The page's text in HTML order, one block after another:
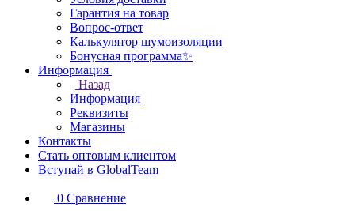
Гарантия на товар
Вопрос-ответ
Калькулятор шумоизоляции
Бонусная программа✨
Информация
Назад
Информация
Реквизиты
Магазины
Контакты
Стать оптовым клиентом
Вступай в GlobalTeam
0 Сравнение